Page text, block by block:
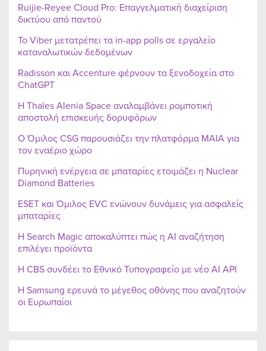
Ruijie-Reyee Cloud Pro: Επαγγελματική διαχείριση
δικτύου από παντού
Το Viber μετατρέπει τα in-app polls σε εργαλείο
καταναλωτικών δεδομένων
Radisson και Accenture φέρνουν τα ξενοδοχεία στο
ChatGPT
Η Thales Alenia Space αναλαμβάνει ρομποτική
αποστολή επισκευής δορυφόρων
Ο Όμιλος CSG παρουσιάζει την πλατφόρμα MAIA για
τον εναέριο χώρο
Πυρηνική ενέργεια σε μπαταρίες ετοιμάζει η Nuclear
Diamond Batteries
ESET και Όμιλος EVC ενώνουν δυνάμεις για ασφαλείς
μπαταρίες
Η Search Magic αποκαλύπτει πώς η AI αναζήτηση
επιλέγει προϊόντα
Η CBS συνδέει το Εθνικό Τυπογραφείο με νέο AI API
Η Samsung ερευνά το μέγεθος οθόνης που αναζητούν
οι Ευρωπαίοι